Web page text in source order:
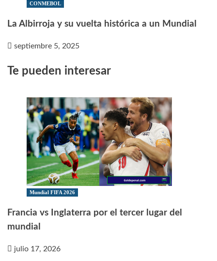
CONMEBOL
La Albirroja y su vuelta histórica a un Mundial
septiembre 5, 2025
Te pueden interesar
Mundial FIFA 2026
Francia vs Inglaterra por el tercer lugar del
mundial
julio 17, 2026